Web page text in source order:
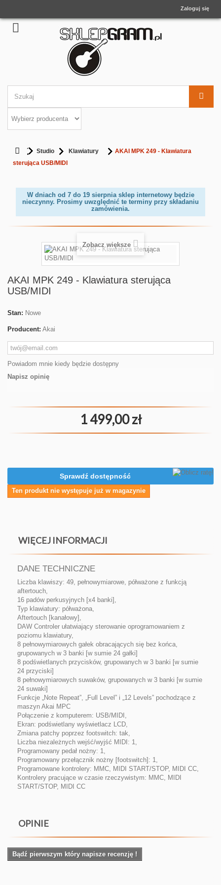
Zaloguj się
Studio Klawiatury
AKAI MPK 249 - Klawiatura
sterująca USB/MIDI
W dniach od 7 do 19 sierpnia sklep internetowy będzie
nieczynny. Prosimy uwzględnić te terminy przy składaniu
zamówienia.
Zobacz większe
AKAI MPK 249 - Klawiatura sterująca
USB/MIDI
Stan: Nowe
Producent: Akai
Powiadom mnie kiedy będzie dostępny
Napisz opinię
1 499,00 zł
Sprawdź dostępność
Ten produkt nie występuje już w magazynie
WIĘCEJ INFORMACJI
DANE TECHNICZNE
Liczba klawiszy: 49, pełnowymiarowe, półważone z funkcją
aftertouch,
16 padów perkusyjnych [x4 banki],
Typ klawiatury: półważona,
Aftertouch [kanałowy],
DAW Controler ułatwiający sterowanie oprogramowaniem z
poziomu klawiatury,
8 pełnowymiarowych gałek obracających się bez końca,
grupowanych w 3 banki [w sumie 24 gałki]
8 podświetlanych przycisków, grupowanych w 3 banki [w sumie
24 przyciski]
8 pełnowymiarowych suwaków, grupowanych w 3 banki [w sumie
24 suwaki]
Funkcje „Note Repeat”, „Full Level” i „12 Levels” pochodzące z
maszyn Akai MPC
Połączenie z komputerem: USB/MIDI,
Ekran: podświetlany wyświetlacz LCD,
Zmiana patchy poprzez footswitch: tak,
Liczba niezależnych wejść/wyjść MIDI: 1,
Programowany pedał nożny: 1,
Programowany przełącznik nożny [footswitch]: 1,
Programowane kontrolery: MMC, MIDI START/STOP, MIDI CC,
Kontrolery pracujące w czasie rzeczywistym: MMC, MIDI
START/STOP, MIDI CC
OPINIE
Bądź pierwszym który napisze recenzję !